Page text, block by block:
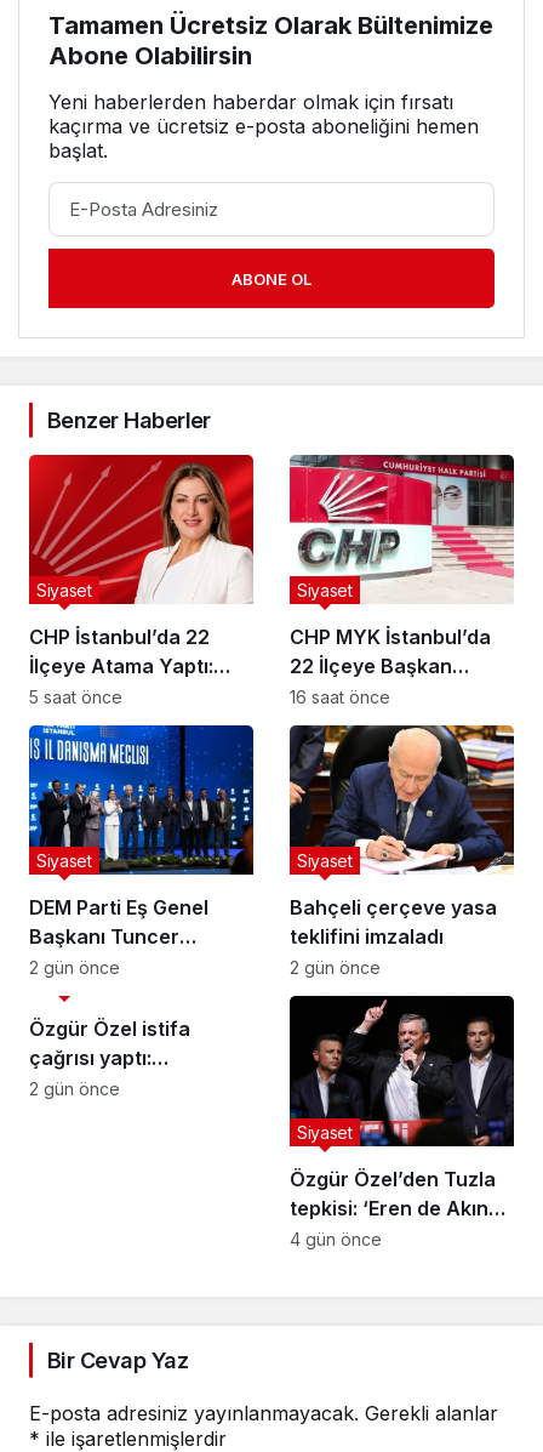
Tamamen Ücretsiz Olarak Bültenimize
Abone Olabilirsin
Yeni haberlerden haberdar olmak için fırsatı
kaçırma ve ücretsiz e-posta aboneliğini hemen
başlat.
ABONE OL
Benzer Haberler
CHP İstanbul’da 22
İlçeye Atama Yaptı:
Kartal İlçe
Başkanlığı’na Av. Neşe
Büklü Getirildi
Siyaset
5 saat önce
CHP MYK İstanbul’da
22 İlçeye Başkan
Atamasını Yaptı
Siyaset
16 saat önce
DEM Parti Eş Genel
Başkanı Tuncer
Bakırhan: “Meclis
kapanmadan çerçeve
yasa çıkarılmalıdır”
Siyaset
2 gün önce
Bahçeli çerçeve yasa
teklifini imzaladı
Siyaset
2 gün önce
Özgür Özel istifa
çağrısı yaptı:
Darbecilerden
Siyaset
2 gün önce
Özgür Özel’den Tuzla
tepkisi: ‘Eren de Akın
Gürlek de hesap
Siyaset
4 gün önce
Bir Cevap Yaz
E-posta adresiniz yayınlanmayacak. Gerekli alanlar
* ile işaretlenmişlerdir